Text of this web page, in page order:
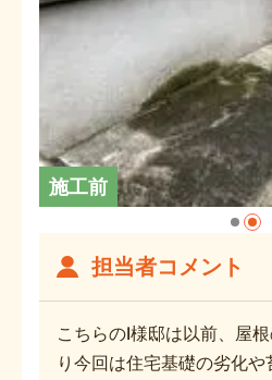
施工前
担当者コメント
こちらのI様邸は以前、屋
り今回は住宅基礎の劣化